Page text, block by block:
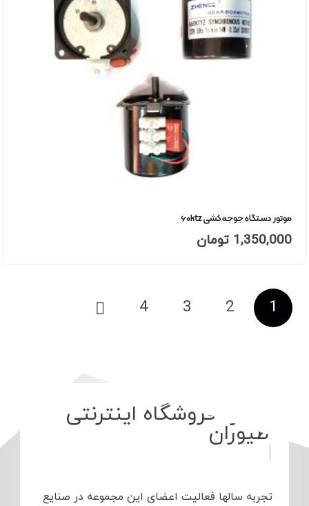
موتور دستگاه جوجه کشی ۶۰ktz
1,350,000 تومان
صفحه‌بندی
نوشته‌ها
1
2
3
4
درباره فروش|
تجربه سالها فعالیت اعضای این مجموعه در صنایع
پرورش صنعتی طیور را گردهم آوردیم تا خدمات